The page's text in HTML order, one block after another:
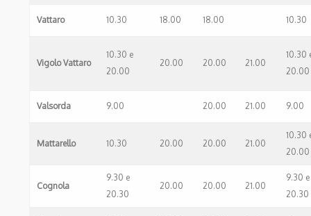
Vattaro 10.30 18.00 18.00 10.30
Vigolo Vattaro
10.30 e
20.00
20.00 20.00 21.00
10.30
20.00
Valsorda 9.00 20.00 21.00 9.00
Mattarello 10.30 20.00 20.00 21.00
10.30
20.00
Cognola
9.30 e
20.30
20.00 20.00 21.00
9.30 e
20.30